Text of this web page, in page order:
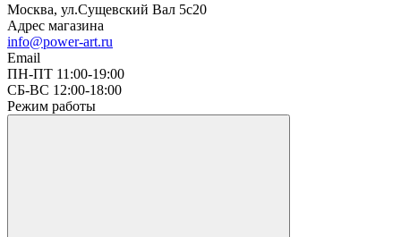
Москва, ул.Сущевский Вал 5с20
Адрес магазина
info@power-art.ru
Email
ПН-ПТ 11:00-19:00
СБ-ВС 12:00-18:00
Режим работы